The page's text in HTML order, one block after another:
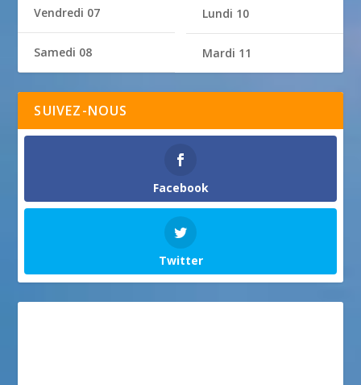
Vendredi 07
Samedi 08
Lundi 10
Mardi 11
SUIVEZ-NOUS
Facebook
Twitter